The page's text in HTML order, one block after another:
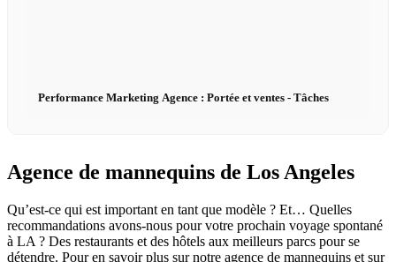
Performance Marketing Agence : Portée et ventes - Tâches
Agence de mannequins de Los Angeles
Qu’est-ce qui est important en tant que modèle ? Et… Quelles
recommandations avons-nous pour votre prochain voyage spontané
à LA ? Des restaurants et des hôtels aux meilleurs parcs pour se
détendre. Pour en savoir plus sur notre agence de mannequins et sur